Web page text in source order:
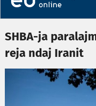
SHBA-ja
reja ndaj Iranit